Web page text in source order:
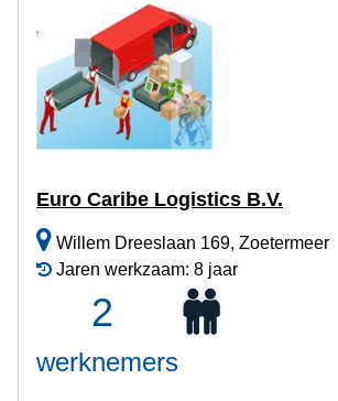
Euro Caribe Logistics B.V.
Willem Dreeslaan 169, Zoetermeer
Jaren werkzaam: 8 jaar
2
werknemers